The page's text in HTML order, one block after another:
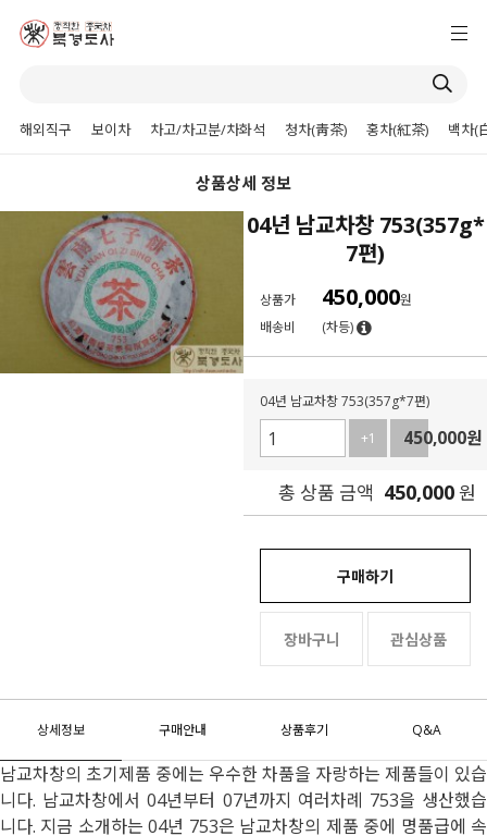
해외직구 보이차 차고/차고분/차화석 청차(靑茶) 홍차(紅茶) 백차(
상품상세 정보
04년 남교차창 753(357g*
7편)
상품가 450,000원
배송비
(차등)
04년 남교차창 753(357g*7편)
+1
-1
450,000원
총 상품 금액 450,000원
구매하기
장바구니 관심상품
상세정보 구매안내 상품후기 Q&A
남교차창의 초기제품 중에는 우수한 차품을 자랑하는 제품들이 있습
니다. 남교차창에서 04년부터 07년까지 여러차례 753을 생산했습
니다. 지금 소개하는 04년 753은 남교차창의 제품 중에 명품급에 속